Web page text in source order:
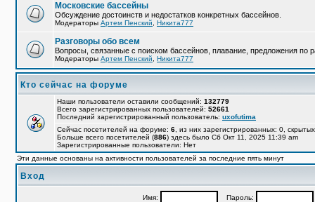
Московские бассейны
Обсуждение достоинств и недостатков конкретных бассейнов.
Модераторы Артем Пенский Никита777
Разговоры обо всем
Вопросы, связанные с поиском бассейнов, плавание, предложения по
Модераторы Артем Пенский Никита777
Кто сейчас на форуме
Наши пользователи оставили сообщений: 132779
Всего зарегистрированных пользователей: 52661
Последний зарегистрированный пользователь: uxofutima
Сейчас посетителей на форуме: 6 , из них зарегистрированных: 0,
Больше всего посетителей (886) здесь было Сб Окт 11, 2025 11:39 am
Зарегистрированные пользователи: Нет
Эти данные основаны на активности пользователей за последние пять минут
Вход
Имя: Пароль: